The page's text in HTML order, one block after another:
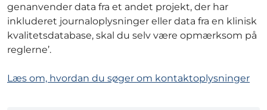
genanvender data fra et andet projekt, der har
inkluderet journaloplysninger eller data fra en klinisk
kvalitetsdatabase, skal du selv være opmærksom på
reglerne’.
Læs om, hvordan du søger om kontaktoplysninger